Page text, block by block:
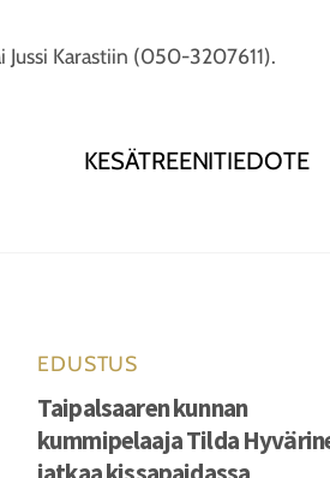
Karastiin (050-3207611).
KESÄTREENITIEDOTE
EDUSTUS
Taipalsaaren kunnan
kummipelaaja Tilda